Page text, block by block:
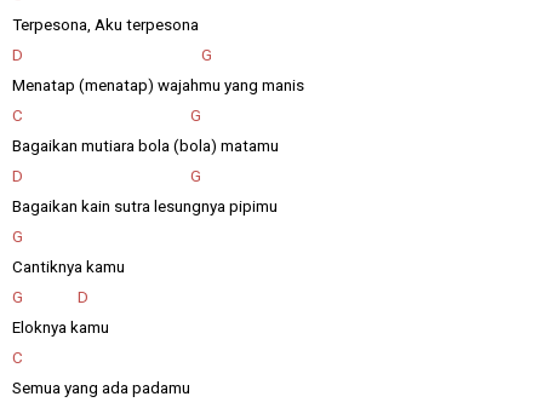
Terpesona, Aku terpesona
D G
Menatap (menatap) wajahmu yang manis
C G
Bagaikan mutiara bola (bola) matamu
D G
Bagaikan kain sutra lesungnya pipimu
G
Cantiknya kamu
G D
Eloknya kamu
C
Semua yang ada padamu